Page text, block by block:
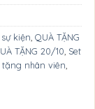
kiện QUÀ TẶNG
TẶNG 20/10 Set
tặng nhân viên